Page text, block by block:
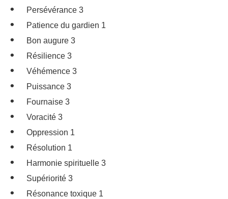
Persévérance 3
Patience du gardien 1
Bon augure 3
Résilience 3
Véhémence 3
Puissance 3
Fournaise 3
Voracité 3
Oppression 1
Résolution 1
Harmonie spirituelle 3
Supériorité 3
Résonance toxique 1